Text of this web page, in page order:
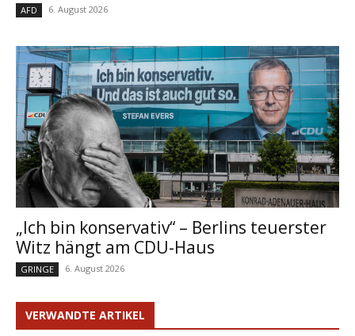
AFD 6. August 2026
„Ich bin konservativ“ – Berlins teuerster
Witz hängt am CDU-Haus
GRINGE 6. August 2026
VERWANDTE ARTIKEL